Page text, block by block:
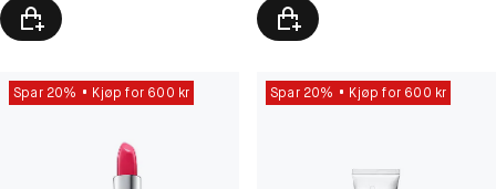
Spar 20% Kjøp for 600 kr Spar 20% Kjøp for 600 kr